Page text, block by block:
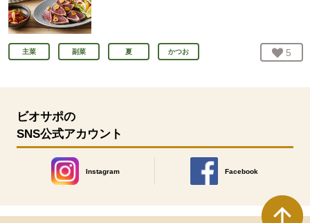
主菜 副菜 夏 かつお お気
5
ビオサポの
SNS公式アカウント
Instagram
別のウィンドウで開きます。
Facebook
別のウィンドウで開きます